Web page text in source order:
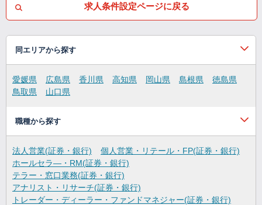
求人条件設定ページに戻る
同エリアから探す
愛媛県 広島県 香川県 高知県 岡山県 島根県
徳島県
鳥取県
山口県
職種から探す
法人営業(証券・銀行)
個人営業・リテール・FP(証券・銀行)
ホールセラ―・RM(証券・銀行)
テラー・窓口業務(証券・銀行)
アナリスト・リサーチ(証券・銀行)
トレーダー・ディーラー・ファンドマネジャー(証券・銀行)